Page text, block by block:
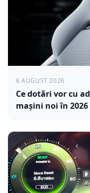
6 AUGUST 2026
Ce dotări vor cu
mașini noi în 2026